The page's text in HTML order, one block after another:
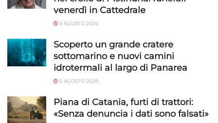
venerdì in Cattedrale
6 AGOSTO 2026
Scoperto un grande cratere
sottomarino e nuovi camini
idrotermali al largo di Panarea
5 AGOSTO 2026
Piana di Catania, furti di trattori:
«Senza denuncia i dati sono falsati»